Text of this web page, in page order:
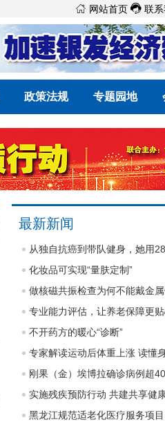
 网站首页  联
政策法规 专题园地
最新新闻
从独自抗癌到带队健身，她用
化妆品可实现“量肤定制”
做核磁共振检查为何不能戴金
专业能力评估，让养老保障更
不开药方的暖心“诊断”
专家解读运动后体重上涨 读懂
刚果（金）埃博拉确诊病例超
实施残疾预防行动 共建共享健
黑龙江规范适老化医疗服务项目